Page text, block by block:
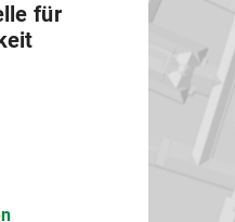
für